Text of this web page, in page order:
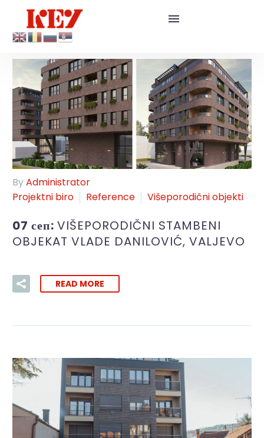
ByAdministrator
Projektni biro
Reference Višeporodični objekti
07 сеп: VIŠEPORODIČNI STAMBENI
OBJEKAT VLADE DANILOVIĆ, VALJEVO
READ MORE